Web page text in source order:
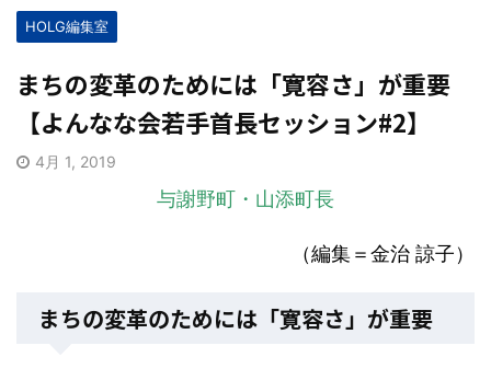
HOLG編集室
まちの変革のためには「寛容さ」が重要
【よんなな会若手首長セッション#2】
4月 1, 2019
与謝野町・山添町長
（編集＝金治 諒子）
まちの変革のためには「寛容さ」が重要